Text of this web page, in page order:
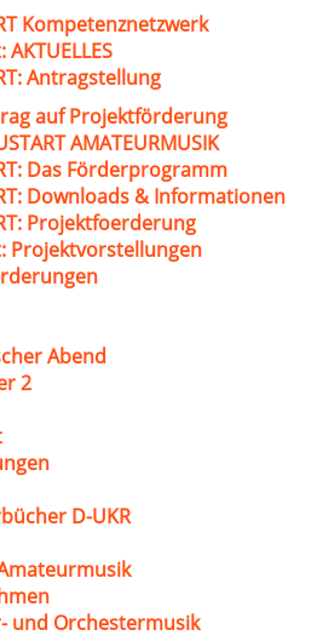
Kompetenznetzwerk
Antragstellung
auf Projektförderung
AMATEURMUSIK
Das Förderprogramm
Downloads & Informationen
Projektfoerderung
Projektvorstellungen
Abend
2
D-UKR
und Orchestermusik